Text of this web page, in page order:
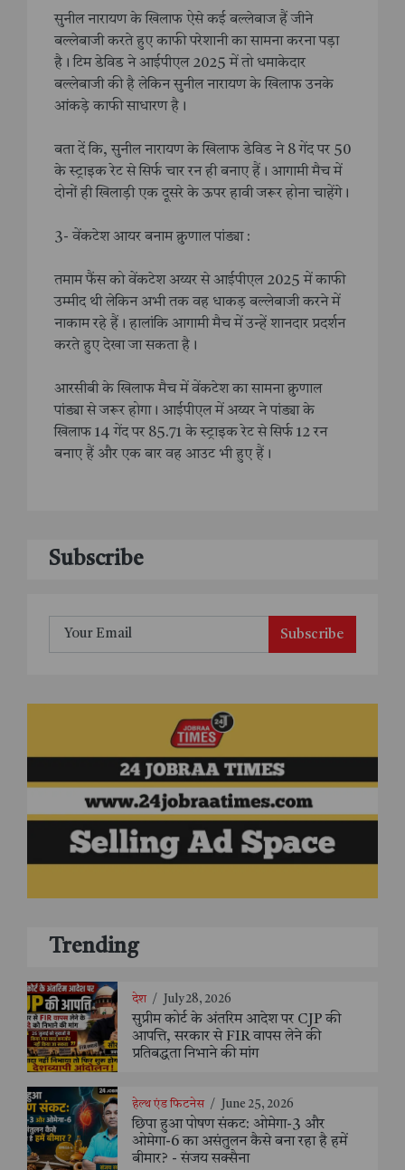
सुनील नारायण के खिलाफ ऐसे कई बल्लेबाज हैं जीने
बल्लेबाजी करते हुए काफी परेशानी का सामना करना पड़ा
है। ‌टिम डेविड ने आईपीएल 2025 में तो धमाकेदार
बल्लेबाजी की है लेकिन सुनील नारायण के खिलाफ उनके
आंकड़े काफी साधारण है।
बता दें कि,‌ सुनील नारायण के खिलाफ डेविड ने 8 गेंद पर 50
के स्ट्राइक रेट से सिर्फ चार रन ही बनाए हैं। आगामी मैच में
दोनों ही खिलाड़ी एक दूसरे के ऊपर हावी जरूर होना चाहेंगे।
3- वेंकटेश आयर बनाम क्रुणाल पांड्या :
तमाम फैंस को वेंकटेश अय्यर से आईपीएल 2025 में काफी
उम्मीद थी लेकिन अभी तक वह धाकड़ बल्लेबाजी करने में
नाकाम रहे हैं। हालांकि आगामी मैच में उन्हें शानदार प्रदर्शन
करते हुए देखा जा सकता है।
आरसीबी के खिलाफ मैच में वेंकटेश का सामना क्रुणाल
पांड्या से जरूर होगा। आईपीएल में अय्यर ने पांड्या के
खिलाफ 14 गेंद पर 85.71 के स्ट्राइक रेट से सिर्फ 12 रन
बनाए हैं और एक बार वह आउट भी हुए हैं।
Subscribe
Subscribe
Trending
देश / July 28, 2026
सुप्रीम कोर्ट के अंतरिम आदेश पर CJP की
आपत्ति, सरकार से FIR वापस लेने की
प्रतिबद्धता निभाने की मांग
हेल्थ एंड फिटनेस / June 25, 2026
छिपा हुआ पोषण संकट: ओमेगा-3 और
ओमेगा-6 का असंतुलन कैसे बना रहा है हमें
बीमार? - संजय सक्सैना